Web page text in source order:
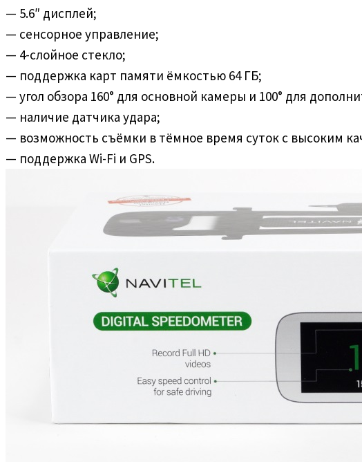
— 5.6″ дисплей;
— сенсорное управление;
— 4-слойное стекло;
— поддержка карт памяти ёмкостью 64 ГБ;
— угол обзора 160° для основной камеры и 100° для
— наличие датчика удара;
— возможность съёмки в тёмное время суток с высоким
— поддержка Wi-Fi и GPS.